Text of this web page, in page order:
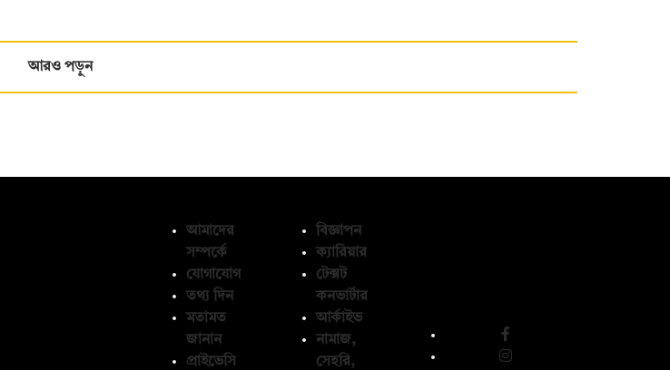
আরও পড়ুন
আমাদের
সম্পর্কে
যোগাযোগ
তথ্য দিন
মতামত
জানান
প্রাইভেসি
বিজ্ঞাপন
ক্যারিয়ার
টেক্সট
কনভার্টার
আর্কাইভ
নামাজ,
সেহরি,